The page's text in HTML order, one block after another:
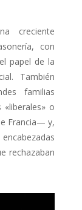
creciente
con
papel de la
También
familias
o
Francia— y,
rechazaban